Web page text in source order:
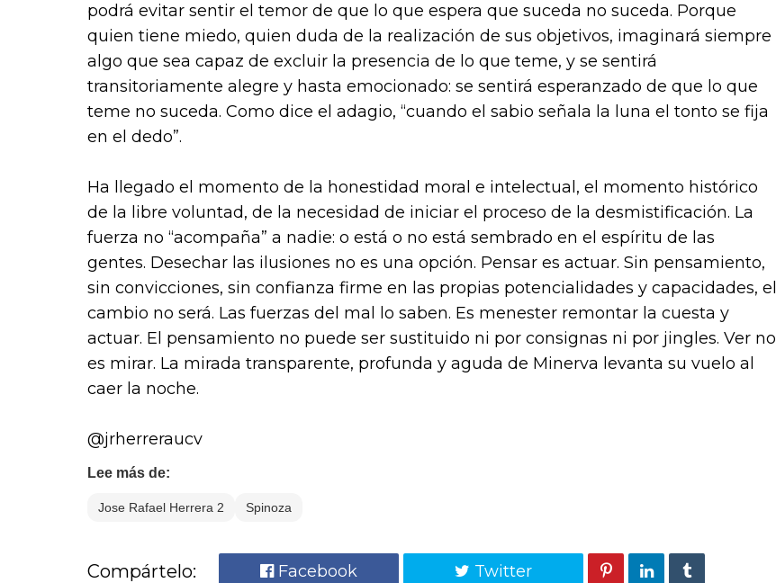
podrá evitar sentir el temor de que lo que espera que suceda no suceda. Porque
quien tiene miedo, quien duda de la realización de sus objetivos, imaginará siempre
algo que sea capaz de excluir la presencia de lo que teme, y se sentirá
transitoriamente alegre y hasta emocionado: se sentirá esperanzado de que lo que
teme no suceda. Como dice el adagio, “cuando el sabio señala la luna el tonto se fija
en el dedo”.
Ha llegado el momento de la honestidad moral e intelectual, el momento histórico
de la libre voluntad, de la necesidad de iniciar el proceso de la desmistificación. La
fuerza no “acompaña” a nadie: o está o no está sembrado en el espíritu de las
gentes. Desechar las ilusiones no es una opción. Pensar es actuar. Sin pensamiento,
sin convicciones, sin confianza firme en las propias potencialidades y capacidades, el
cambio no será. Las fuerzas del mal lo saben. Es menester remontar la cuesta y
actuar. El pensamiento no puede ser sustituido ni por consignas ni por jingles. Ver no
es mirar. La mirada transparente, profunda y aguda de Minerva levanta su vuelo al
caer la noche.
@jrherreraucv
Lee más de:
Jose Rafael Herrera 2 Spinoza
Compártelo: Facebook Twitter